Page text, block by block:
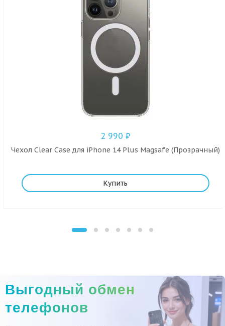
2 990 ₽
Чехол Clear Case для iPhone 14 Plus Magsafe (Прозрачный)
Купить
Выгодный обмен
телефонов